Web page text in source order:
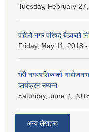
Tuesday, February
पहिलो नगर परिषद् बैठकको
Friday, May 11, 2018
भेरी नगरपालिकाको
कार्यक्रम सम्पन्न
Saturday, June 2,
अन्य लेखहरू